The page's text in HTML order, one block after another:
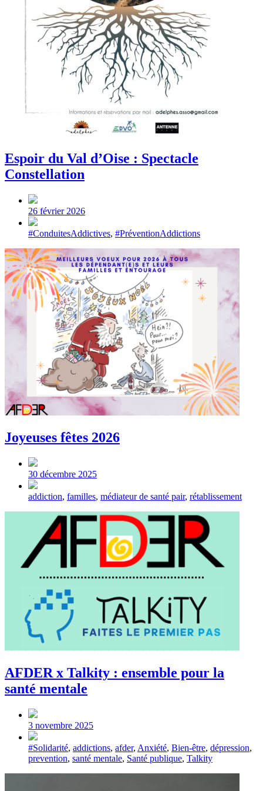
Espoir du Val d’Oise : Spectacle
Constellation
Post
date
26 février 2026
Tagged
#ConduitesAddictives, #PréventionAddictions
Joyeuses fêtes 2026
Post
date
30 décembre 2025
Tagged
addiction, familles, médiateur de santé pair, rétablissement
AFDER x Talkity : ensemble pour la
santé mentale
Post
date
3 novembre 2025
Tagged
with
#Solidarité, addictions, afder, Anxiété, Bien-être, dépression,
prevention, santé mentale, Santé publique, Talkity